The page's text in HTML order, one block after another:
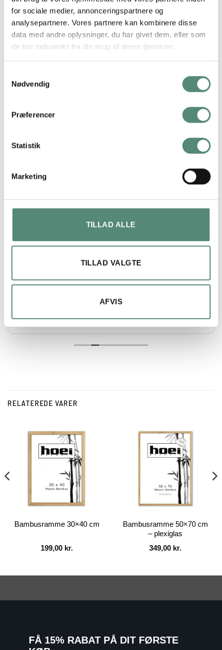
for sociale medier, annonceringspartnere og
analysepartnere. Vores partnere kan kombinere disse
data med andre oplysninger, du har givet dem, eller som
de har indsamlet fra din brug af deres tjenester.
Nødvendig
Præferencer
Statistik
Marketing
TILLAD ALLE
TILLAD VALGTE
AFVIS
grafikere kvaliteten af filerne for en sikkerheds skyld,
hvorefter vi printer, indrammer og sender pakken til
dig inden for få dage.
ANMELDELSER
4 måneder siden
RELATEREDE VARER
Bambusramme 30×40 cm
199,00 kr.
Bambusramme 50×70 cm
– plexiglas
349,00 kr.
FÅ 15% RABAT PÅ DIT FØRSTE